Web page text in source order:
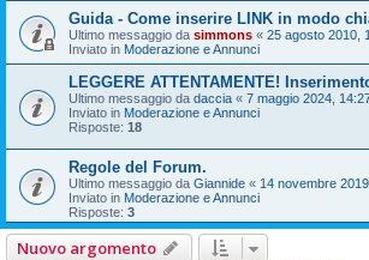
Guida - Come inserire LINK in modo
Ultimo messaggio da simmons « 25 agosto 2010,
Inviato in Moderazione e Annunci
LEGGERE ATTENTAMENTE!
Ultimo messaggio da daccia « 7 maggio 2024,
Inviato in Moderazione e Annunci
Risposte: 18
Regole del Forum.
Ultimo messaggio da Giannide « 14 novembre
Inviato in Moderazione e Annunci
Risposte: 3
Nuovo argomento